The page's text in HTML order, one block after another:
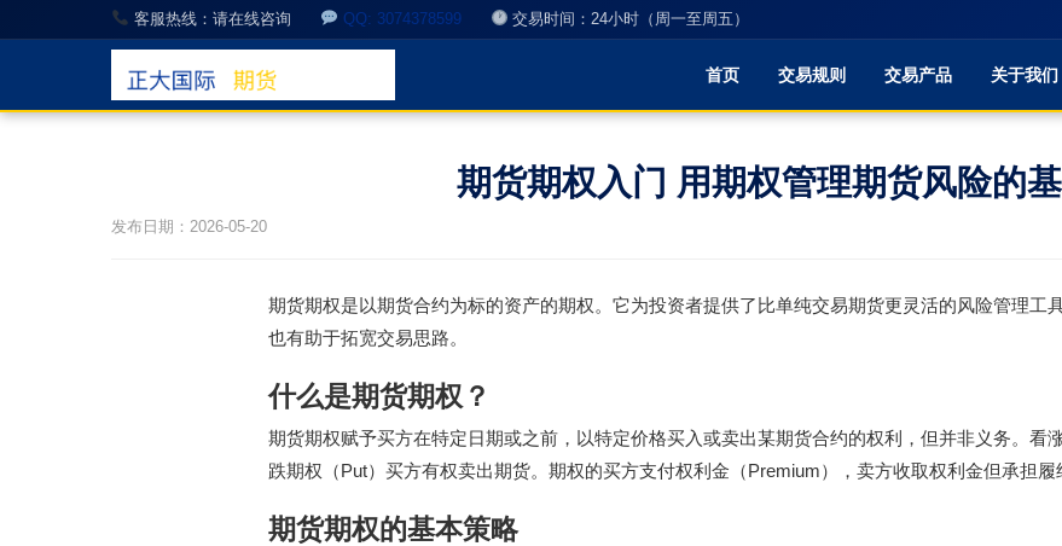
客服热线：请在线咨询 QQ: 3074378599 交易时间：24小时（周一至周五）
首页 交易规则 交易产品 关于我们
期货期权入门 用期权管理期货风险的
发布日期：2026-05-20
期货期权是以期货合约为标的资产的期权。它为投资者提供了比单纯交易期货更灵活的风险管理工
也有助于拓宽交易思路。
什么是期货期权？
期货期权赋予买方在特定日期或之前，以特定价格买入或卖出某期货合约的权利，但并非义务。看
跌期权（Put）买方有权卖出期货。期权的买方支付权利金（Premium），卖方收取权利金但承担履
期货期权的基本策略